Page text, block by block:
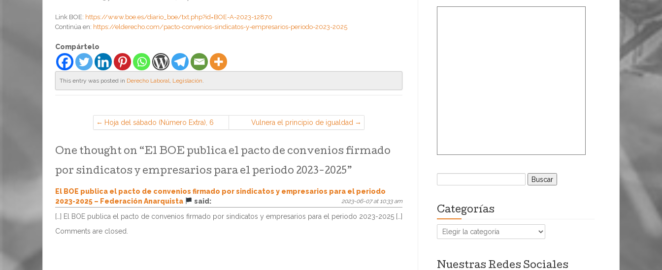
Link BOE: https://www.boe.es/diario_boe/txt.php?id=BOE-A-2023-12870
Continúa en: https://elderecho.com/pacto-convenios-sindicatos-y-empresarios-periodo-2023-2025
Compártelo
This entry was posted in Derecho Laboral, Legislación.
Hoja del sábado (Número Extra), 6
de junio de 2023 (Sección Sindical
Vulnera el principio de igualdad
reducir el importe del complemento
de jornada por guarda legal
One thought on “El BOE publica el pacto de convenios firmado
por sindicatos y empresarios para el periodo 2023-2025”
El BOE publica el pacto de convenios firmado por sindicatos y empresarios para el periodo
2023-2025 – Federación Anarquista
said: 2023-06-07 at 10:33 am
[…] El BOE publica el pacto de convenios firmado por sindicatos y empresarios para el periodo 2023-2025 […]
Comments are closed.
Buscar:
Categorías
Categorías
Nuestras Redes Sociales